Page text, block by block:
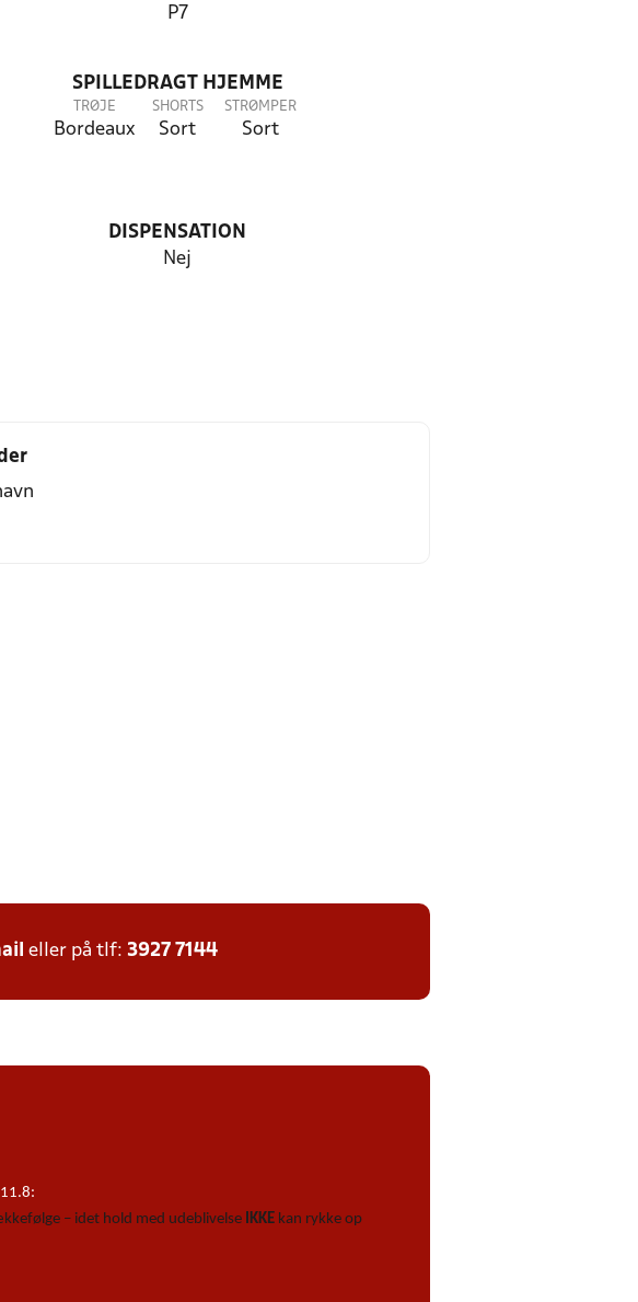
P7
SPILLEDRAGT HJEMME
TRØJE
Bordeaux
SHORTS
Sort
STRØMPER
Sort
DISPENSATION
Nej
eller på tlf: 3927 7144
– idet hold med udeblivelse IKKE kan rykke op